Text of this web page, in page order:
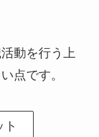
動を行う上
点です。
ト